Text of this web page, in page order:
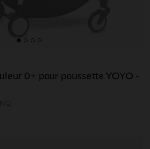
0+ pour poussette YOYO -